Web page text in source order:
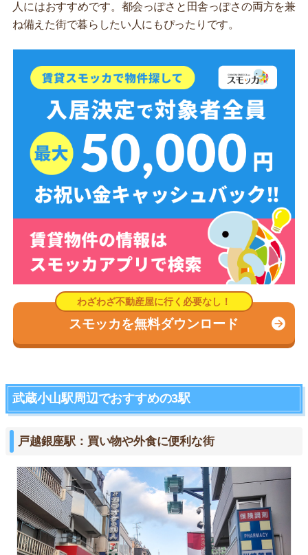
人にはおすすめです。都会っぽさと田舎っぽさの両方を兼
ね備えた街で暮らしたい人にもぴったりです。
スモッカを無料ダウンロード
武蔵小山駅周辺でおすすめの3駅
戸越銀座駅：買い物や外食に便利な街